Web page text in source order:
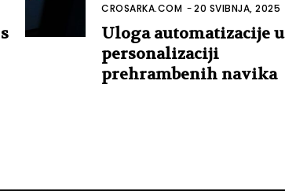
CROSARKA.COM -20 SVIBNJA, 2025
Uloga automatizacije u
personalizaciji
prehrambenih navika